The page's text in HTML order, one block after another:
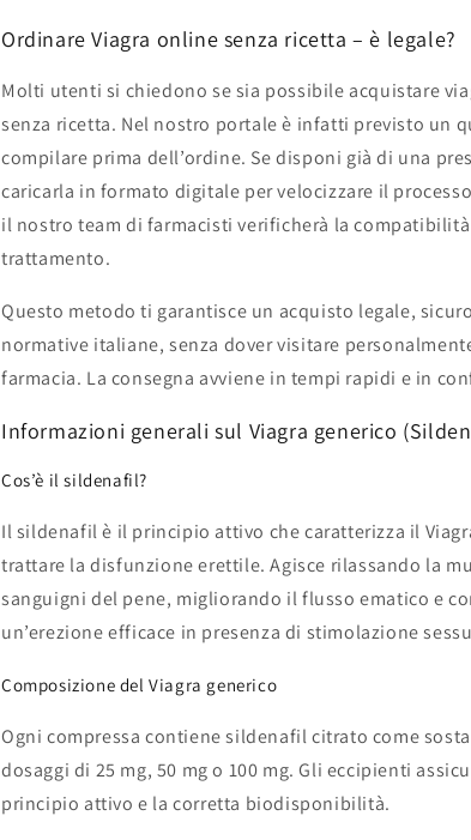
Ordinare Viagra online senza ricetta – è legale?
Molti utenti si chiedono se sia possibile acquistare
senza ricetta. Nel nostro portale è infatti previsto un
compilare prima dell’ordine. Se disponi già di una
caricarla in formato digitale per velocizzare il
il nostro team di farmacisti verificherà la compatibilità
trattamento.
Questo metodo ti garantisce un acquisto legale,
normative italiane, senza dover visitare
farmacia. La consegna avviene in tempi rapidi e in
Informazioni generali sul Viagra generico
Cos’è il sildenafil?
Il sildenafil è il principio attivo che caratterizza il
trattare la disfunzione erettile. Agisce rilassando la
sanguigni del pene, migliorando il flusso ematico e
un’erezione efficace in presenza di stimolazione
Composizione del Viagra generico
Ogni compressa contiene sildenafil citrato come
dosaggi di 25 mg, 50 mg o 100 mg. Gli eccipienti
principio attivo e la corretta biodisponibilità.